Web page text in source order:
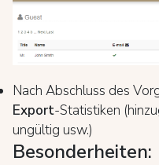
Nach Abschluss des
Export-Statistiken
ungültig usw.)
Besonderheiten: